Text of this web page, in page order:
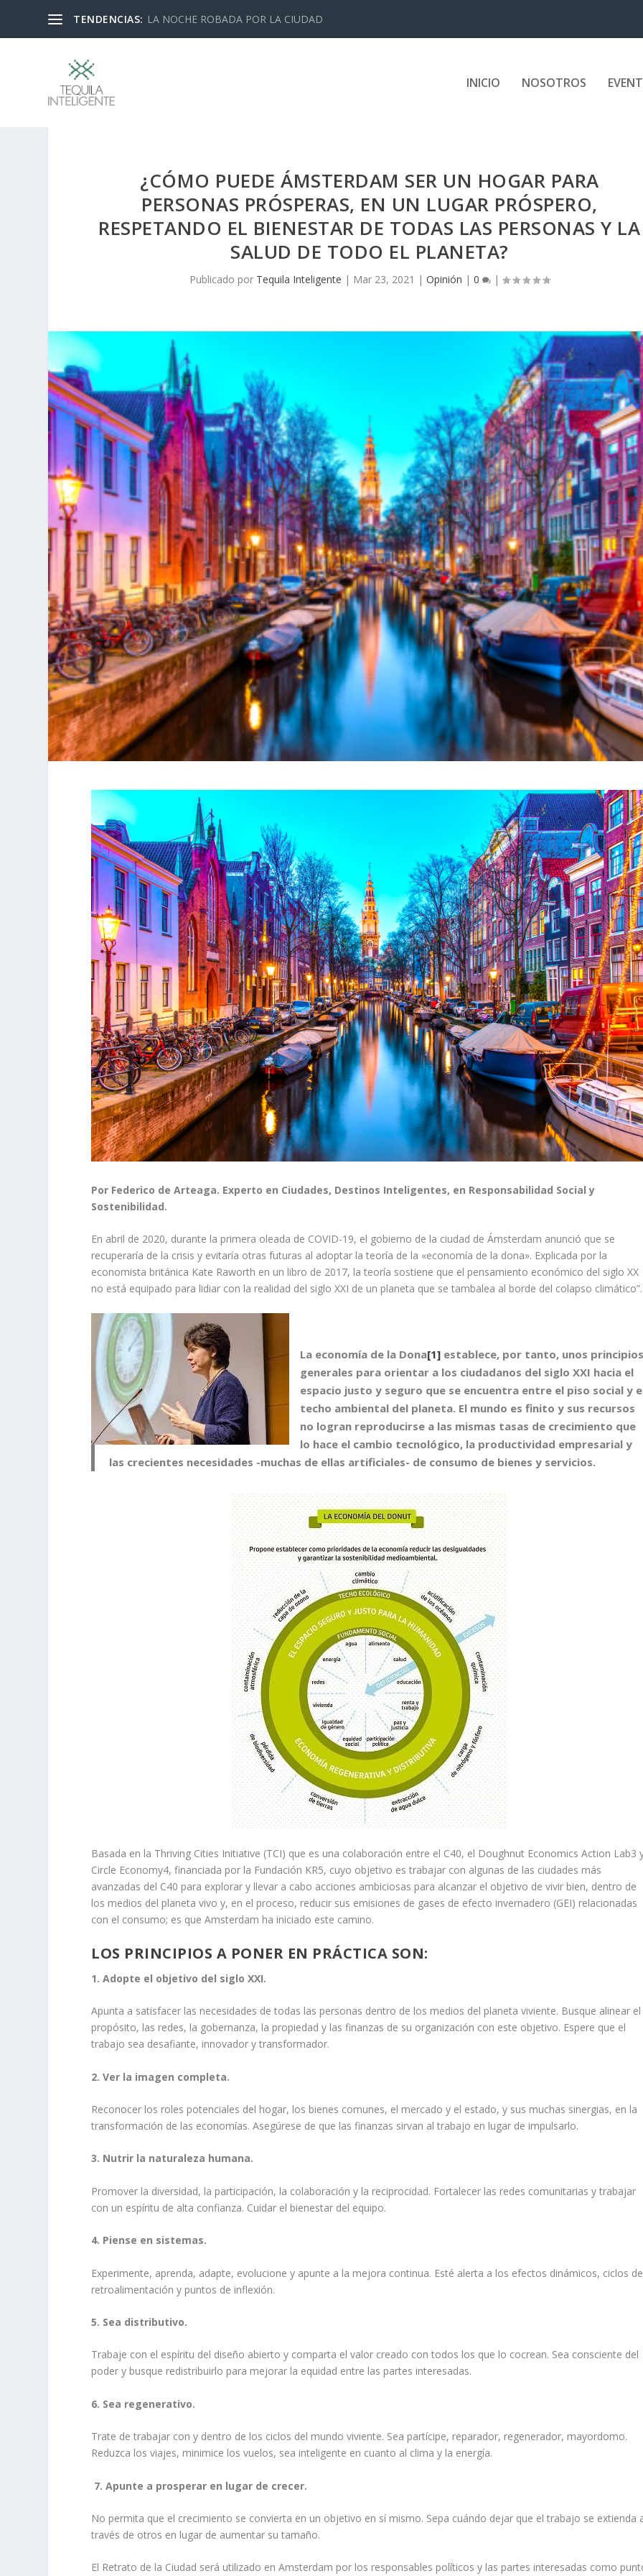
TENDENCIAS: LA NOCHE ROBADA POR LA CIUDAD
INICIO NOSOTROS
¿CÓMO PUEDE ÁMSTERDAM SER UN HOGAR PARA
PERSONAS PRÓSPERAS, EN UN LUGAR PRÓSPERO,
RESPETANDO EL BIENESTAR DE TODAS LAS PERSONAS Y LA
SALUD DE TODO EL PLANETA?
Publicado por Tequila Inteligente | Mar 23, 2021 | Opinión | 0 |
Por Federico de Arteaga. Experto en Ciudades, Destinos Inteligentes, en Responsabilidad Social y
Sostenibilidad.
En abril de 2020, durante la primera oleada de COVID-19, el gobierno de la ciudad de Ámsterdam anunció que se
recuperaría de la crisis y evitaría otras futuras al adoptar la teoría de la «economía de la dona». Explicada por la
economista británica Kate Raworth en un libro de 2017, la teoría sostiene que el pensamiento económico del siglo XX
no está equipado para lidiar con la realidad del siglo XXI de un planeta que se tambalea al borde del colapso climático”.
La economía de la Dona[1] establece, por tanto, unos
generales para orientar a los ciudadanos del siglo XXI hacia el
espacio justo y seguro que se encuentra entre el piso social y
techo ambiental del planeta. El mundo es finito y sus recursos
no logran reproducirse a las mismas tasas de crecimiento que
lo hace el cambio tecnológico, la productividad empresarial y
las crecientes necesidades -muchas de ellas artificiales- de consumo de bienes y servicios.
Basada en la Thriving Cities Initiative (TCI) que es una colaboración entre el C40, el Doughnut Economics Action Lab3
Circle Economy4, financiada por la Fundación KR5, cuyo objetivo es trabajar con algunas de las ciudades más
avanzadas del C40 para explorar y llevar a cabo acciones ambiciosas para alcanzar el objetivo de vivir bien, dentro de
los medios del planeta vivo y, en el proceso, reducir sus emisiones de gases de efecto invernadero (GEI) relacionadas
con el consumo; es que Amsterdam ha iniciado este camino.
LOS PRINCIPIOS A PONER EN PRÁCTICA SON:
1. Adopte el objetivo del siglo XXI.
Apunta a satisfacer las necesidades de todas las personas dentro de los medios del planeta viviente. Busque alinear el
propósito, las redes, la gobernanza, la propiedad y las finanzas de su organización con este objetivo. Espere que el
trabajo sea desafiante, innovador y transformador.
2. Ver la imagen completa.
Reconocer los roles potenciales del hogar, los bienes comunes, el mercado y el estado, y sus muchas sinergias, en la
transformación de las economías. Asegúrese de que las finanzas sirvan al trabajo en lugar de impulsarlo.
3. Nutrir la naturaleza humana.
Promover la diversidad, la participación, la colaboración y la reciprocidad. Fortalecer las redes comunitarias y trabajar
con un espíritu de alta confianza. Cuidar el bienestar del equipo.
4. Piense en sistemas.
Experimente, aprenda, adapte, evolucione y apunte a la mejora continua. Esté alerta a los efectos dinámicos, ciclos de
retroalimentación y puntos de inflexión.
5. Sea distributivo.
Trabaje con el espíritu del diseño abierto y comparta el valor creado con todos los que lo cocrean. Sea consciente del
poder y busque redistribuirlo para mejorar la equidad entre las partes interesadas.
6. Sea regenerativo.
Trate de trabajar con y dentro de los ciclos del mundo viviente. Sea partícipe, reparador, regenerador, mayordomo.
Reduzca los viajes, minimice los vuelos, sea inteligente en cuanto al clima y la energía.
7.Apunte a prosperar en lugar de crecer.
No permita que el crecimiento se convierta en un objetivo en sí mismo. Sepa cuándo dejar que el trabajo se extienda
través de otros en lugar de aumentar su tamaño.
El Retrato de la Ciudad será utilizado en Amsterdam por los responsables políticos y las partes interesadas como